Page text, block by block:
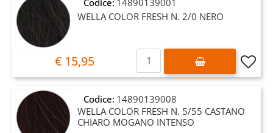
Codice: 14890139001
WELLA COLOR FRESH N. 2/0 NERO
€ 15,95 Quantità
Codice: 14890139008
WELLA COLOR FRESH N. 5/55 CASTANO
CHIARO MOGANO INTENSO